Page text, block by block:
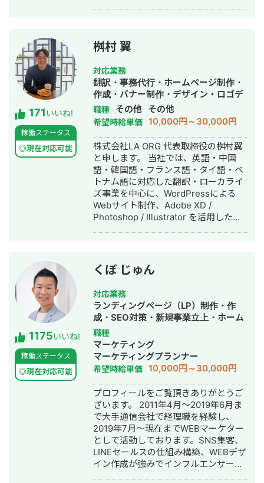
171いいね!
稼働ステータス
◎現在対応可能
桝村 翼
対応業務
翻訳・事務代行・ホームページ制作・
作成・バナー制作・デザイン・ロゴデ
ザイン・作成・イラスト制作
職種 その他 その他
希望時給単価 10,000円～30,000円
株式会社LA ORG 代表取締役の桝村翼
と申します。 当社では、英語・中国
語・韓国語・フランス語・タイ語・ベ
トナム語に対応した翻訳・ローカライ
ズ事業を中心に、WordPressによる
Webサイト制作、Adobe XD /
Photoshop / Illustrator を活用した
しています。 現在は、世界シェア第4
位のグローバル製薬メーカー日本法人
様をはじめ、プライム市場上場企業グ
ループ会社様、NASDAQ上場を控える
ベンチャー企業様など、業界を問わず
多くのクライアントと取引実績があり
ます。 クラウドソーシング（Lancers
／CrowdWorks／ココナラ）でも継続
的にご依頼をいただいており、SSサロ
ンを通じては翻訳・リサーチ・海外対
応等、専門性の高い案件も多くご相談
いただいています。 📌 経歴 2015年 神
戸市外国語大学 英米学科 卒業 2015年
三井倉庫HD 入社：アメリカ・マレー
シアにて物流・フォワーディング業務
に従事 2020年 三菱重工業 入社：国産
ジェット機「MRJ／スペースジェッ
ト」、およびボーイング向けの調達業
務を担当 2022年 Schneider Electric
1175いいね!
稼働ステータス
◎現在対応可能
くぼ じゅん
対応業務
ランディングページ（LP）制作・作
成・SEO対策・新規事業立上・ホーム
ページ制作・作成・リスティング広告
運用代行
職種
マーケティング
マーケティングプランナー
希望時給単価 10,000円～30,000円
プロフィールをご覧頂きありがとうご
ざいます。 2011年4月～2019年6月ま
で大手通信会社で経理職を経験し、
2019年7月～現在までWEBマーケター
として活動しております。SNS集客、
LINEセールスの仕組み構築、WEBデザ
イン作成が強みでインフルエンサーの